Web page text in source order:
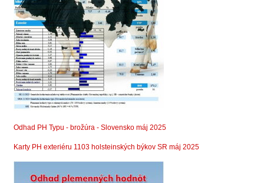
Odhad PH Typu - brožúra - Slovensko máj 2025
Karty PH exteriéru 1103 holsteinských býkov SR máj 2025